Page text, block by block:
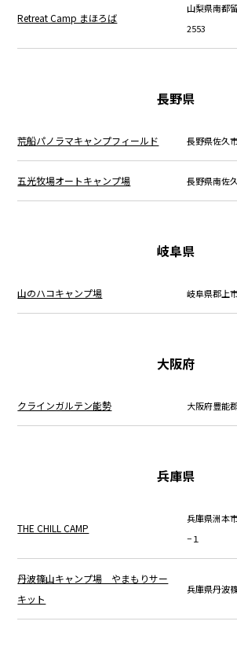
Retreat Camp まほろば
山梨県南都
2553
長野県
荒船パノラマキャンプフィールド 長野県佐久
五光牧場オートキャンプ場 長野県南佐
岐阜県
山のハコキャンプ場 岐阜県郡上
大阪府
クラインガルテン能勢 大阪府豊能
兵庫県
THE CHILL CAMP
兵庫県洲本
−１
丹波篠山キャンプ場 やまもりサー
キット
兵庫県丹波